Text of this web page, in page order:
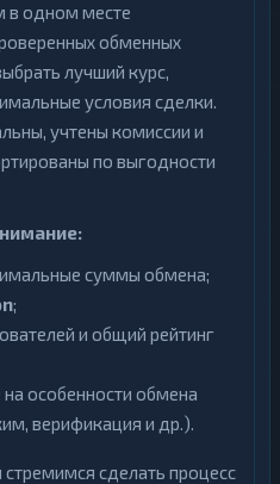
в одном месте
обменных
лучший курс,
условия сделки.
учтены комиссии и
по выгодности
суммы обмена;
;
и общий рейтинг
особенности обмена
верификация и др.).
сделать процесс